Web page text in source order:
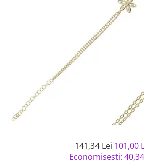
Bijuterii argint placat cu aur
Bijuterii argint cu diverse
Bijuterii argint cu murano
Casete si cutii de bijuterii
Bijuterii tungsten
Accesorii Piele
Cadouri
141,34 Lei 101,00
Economisesti: 40,34